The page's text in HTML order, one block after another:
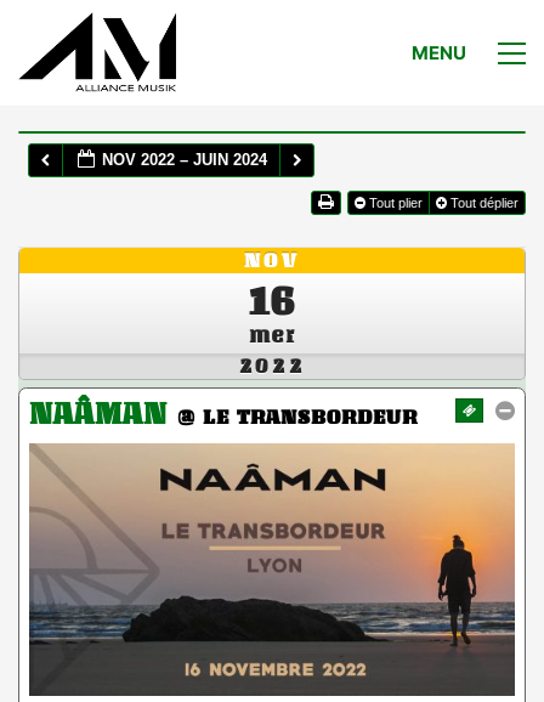
MENU
NOV 2022 – JUIN 2024
Tout plier Tout déplier
NOV
16
mer
2022
NAÂMAN @ LE TRANSBORDEUR